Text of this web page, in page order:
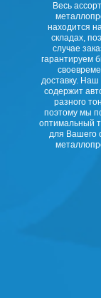
Весь
находится
складах,
случае
гарантируем
доставку. Наш
содержит
разного
поэтому мы
оптимальный
для Вашего